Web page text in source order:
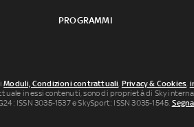
PROGRAMMI
iModuli, Condizioni contrattuali, Privacy & Cookies,
in essi contenuti, sono di proprietà di Sky
ISSN 3035-1537 e SkySport: ISSN 3035-1545.